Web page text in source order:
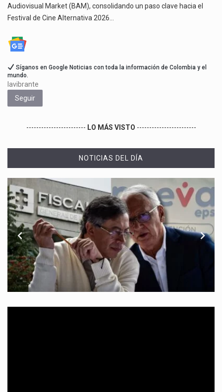
Audiovisual Market (BAM), consolidando un paso clave hacia el
Festival de Cine Alternativa 2026…
Síganos en Google Noticias con toda la información de Colombia y el
mundo.
lavibrante
Seguir
------------------------ LO MÁS VISTO ------------------------
NOTICIAS DEL DÍA